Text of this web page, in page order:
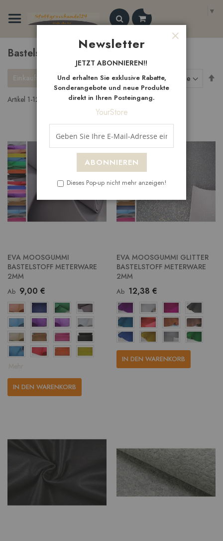
Inhalt
springen
▼
Search
Bastelstoffe
Artikel 1-12
Sortieren nach
EVA MOOSGUMMI
BASTELSTOFF METERWARE
2MM
Ab 9,00 €
Mehr
IN DEN WARENKORB
EVA MOOSGUMMI GLITTER
BASTELSTOFF METERWARE
2MM
Ab 12,38 €
IN DEN WARENKORB
Einkaufsoptionen
Newsletter
JETZT ABONNIEREN!!
Und erhalten Sie exklusive Rabatte,
Sonderangebote und neue Produkte
direkt in Ihren Posteingang.
YourStore
ABONNIEREN
Dieses Pop-up nicht mehr anzeigen!